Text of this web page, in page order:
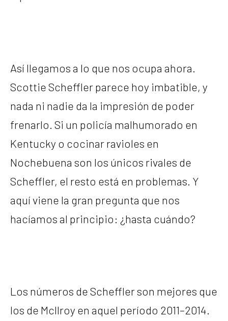
Así llegamos a lo que nos ocupa ahora.
Scottie Scheffler parece hoy imbatible, y
nada ni nadie da la impresión de poder
frenarlo. Si un policía malhumorado en
Kentucky o cocinar ravioles en
Nochebuena son los únicos rivales de
Scheffler, el resto está en problemas. Y
aquí viene la gran pregunta que nos
hacíamos al principio: ¿hasta cuándo?
Los números de Scheffler son mejores que
los de McIlroy en aquel período 2011–2014.